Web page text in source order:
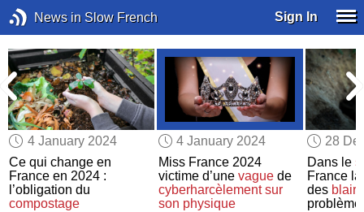
News in Slow French Sign In
4 January 2024
Ce qui change en
France en 2024 :
l’obligation du
compostage
4 January 2024
Miss France 2024
victime d’une vaguede
cyberharcèlement sur
son physique
28
Dans le
France
des
problème